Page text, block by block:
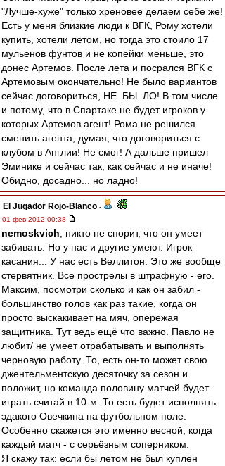
"Лучше-хуже" только хреновее делаем себе же!
Есть у меня близкие люди к ВГК, Рому хотели
купить, хотели летом, но тогда это стоило 17
мульенов фунтов и не копейки меньше, это
донес Артемов. После лета и посрался ВГК с
Артемовым окончательно! Не было вариантов
сейчас договориться, НЕ_БЫ_ЛО! В том числе
и потому, что в Спартаке не будет игроков у
которых Артемов агент! Рома не решился
сменить агента, думая, что договориться с
клубом в Англии! Не смог! А дальше пришел
Эминике и сейчас так, как сейчас и не иначе!
Обидно, досадно... но ладно!
El Jugador Rojo-Blanco -
01 фев 2012 00:38
nemoskvich , никто не спорит, что он умеет
забивать. Но у нас и другие умеют. Игрок
касания... У нас есть Веллитон. Это же вообще
стервятник. Все прострелы в штрафную - его.
Максим, посмотри сколько и как он забил -
большинство голов как раз такие, когда он
просто выскакивает на мяч, опережая
защитника. Тут ведь ещё что важно. Павло не
любит/ не умеет отрабатывать и выполнять
черновую работу. То, есть он-то может свою
джентельментскую десяточку за сезон и
положит, но команда половину матчей будет
играть считай в 10-м. То есть будет исполнять
эдакого Овечкина на футбольном поле.
Особенно скажется это именно весной, когда
каждый матч - с серьёзным соперником.
Я скажу так: если бы летом не был куплен